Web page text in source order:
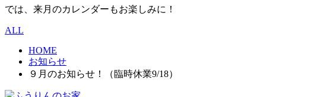
では、来月のカレンダーもお楽しみに！
ALL
HOME
お知らせ
９月のお知らせ！（臨時休業9/18）